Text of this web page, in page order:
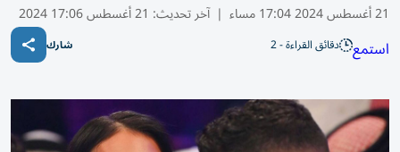
21 أغسطس 2024 17:04 مساء | آخر تحديث: 21 أغسطس 17:06 2024
استمع دقائق القراءة - 2 شارك